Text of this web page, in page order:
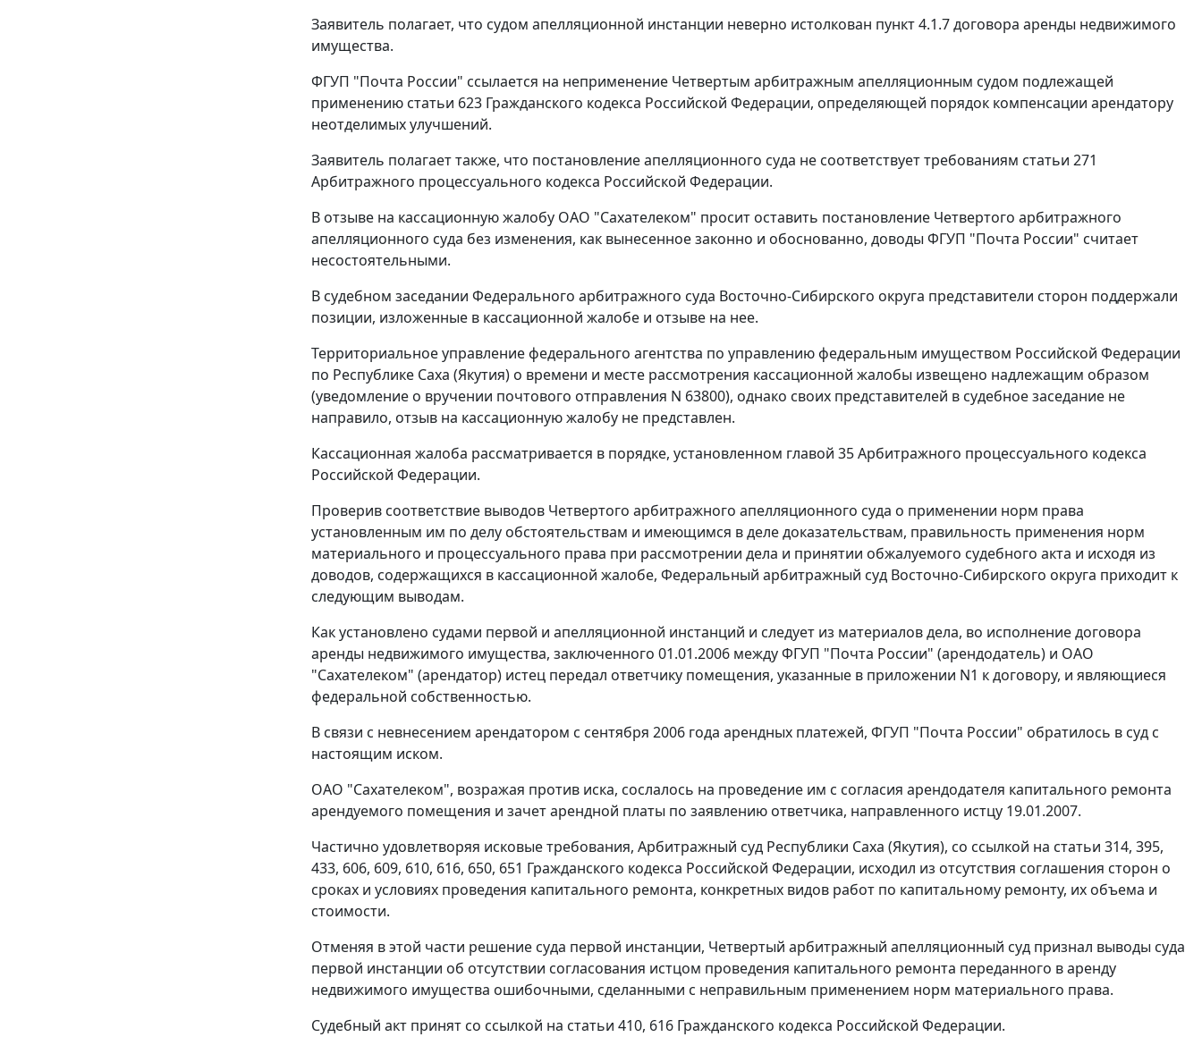
Заявитель полагает, что судом апелляционной инстанции неверно истолкован пункт 4.1.7 договора аренды недвижимого
имущества.
ФГУП "Почта России" ссылается на неприменение Четвертым арбитражным апелляционным судом подлежащей
применению статьи 623 Гражданского кодекса Российской Федерации, определяющей порядок компенсации арендатору
неотделимых улучшений.
Заявитель полагает также, что постановление апелляционного суда не соответствует требованиям статьи 271
Арбитражного процессуального кодекса Российской Федерации.
В отзыве на кассационную жалобу ОАО "Сахателеком" просит оставить постановление Четвертого арбитражного
апелляционного суда без изменения, как вынесенное законно и обоснованно, доводы ФГУП "Почта России" считает
несостоятельными.
В судебном заседании Федерального арбитражного суда Восточно-Сибирского округа представители сторон поддержали
позиции, изложенные в кассационной жалобе и отзыве на нее.
Территориальное управление федерального агентства по управлению федеральным имуществом Российской Федерации
по Республике Саха (Якутия) о времени и месте рассмотрения кассационной жалобы извещено надлежащим образом
(уведомление о вручении почтового отправления N 63800), однако своих представителей в судебное заседание не
направило, отзыв на кассационную жалобу не представлен.
Кассационная жалоба рассматривается в порядке, установленном главой 35Арбитражного процессуального кодекса
Российской Федерации.
Проверив соответствие выводов Четвертого арбитражного апелляционного суда о применении норм права
установленным им по делу обстоятельствам и имеющимся в деле доказательствам, правильность применения норм
материального и процессуального права при рассмотрении дела и принятии обжалуемого судебного акта и исходя из
доводов, содержащихся в кассационной жалобе, Федеральный арбитражный суд Восточно-Сибирского округа приходит к
следующим выводам.
Как установлено судами первой и апелляционной инстанций и следует из материалов дела, во исполнение договора
аренды недвижимого имущества, заключенного 01.01.2006 между ФГУП "Почта России" (арендодатель) и ОАО
"Сахателеком" (арендатор) истец передал ответчику помещения, указанные в приложении N1 к договору, и являющиеся
федеральной собственностью.
В связи с невнесением арендатором с сентября 2006 года арендных платежей, ФГУП "Почта России" обратилось в суд с
настоящим иском.
ОАО "Сахателеком", возражая против иска, сослалось на проведение им с согласия арендодателя капитального ремонта
арендуемого помещения и зачет арендной платы по заявлению ответчика, направленного истцу 19.01.2007.
Частично удовлетворяя исковые требования, Арбитражный суд Республики Саха (Якутия), со ссылкой на статьи 314, 395,
433, 606, 609, 610, 616, 650, 651 Гражданского кодекса Российской Федерации, исходил из отсутствия соглашения сторон о
сроках и условиях проведения капитального ремонта, конкретных видов работ по капитальному ремонту, их объема и
стоимости.
Отменяя в этой части решение суда первой инстанции, Четвертый арбитражный апелляционный суд признал выводы суда
первой инстанции об отсутствии согласования истцом проведения капитального ремонта переданного в аренду
недвижимого имущества ошибочными, сделанными с неправильным применением норм материального права.
Судебный акт принят со ссылкой на статьи 410, 616 Гражданского кодекса Российской Федерации.